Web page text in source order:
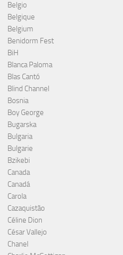
Belgio
Belgique
Belgium
Benidorm Fest
BiH
Blanca Paloma
Blas Cantó
Blind Channel
Bosnia
Boy George
Bugarska
Bulgaria
Bulgarie
Bzikebi
Canada
Canadá
Carola
Cazaquistão
Céline Dion
César Vallejo
Chanel